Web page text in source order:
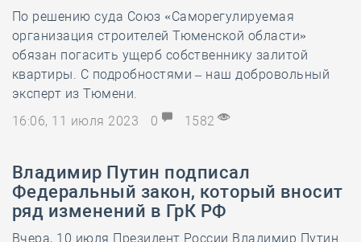
По решению суда Союз «Саморегулируемая
организация строителей Тюменской области»
обязан погасить ущерб собственнику залитой
квартиры. С подробностями – наш добровольный
эксперт из Тюмени.
16:06, 11 июля 2023
0 1582
Владимир Путин подписал
Федеральный закон, который вносит
ряд изменений в ГрК РФ
Вчера, 10 июля Президент России Владимир Путин